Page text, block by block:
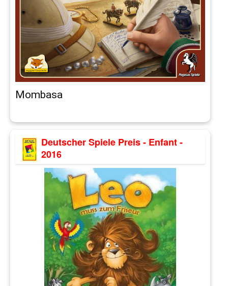
Mombasa
Deutscher Spiele Preis - Enfant -
2016